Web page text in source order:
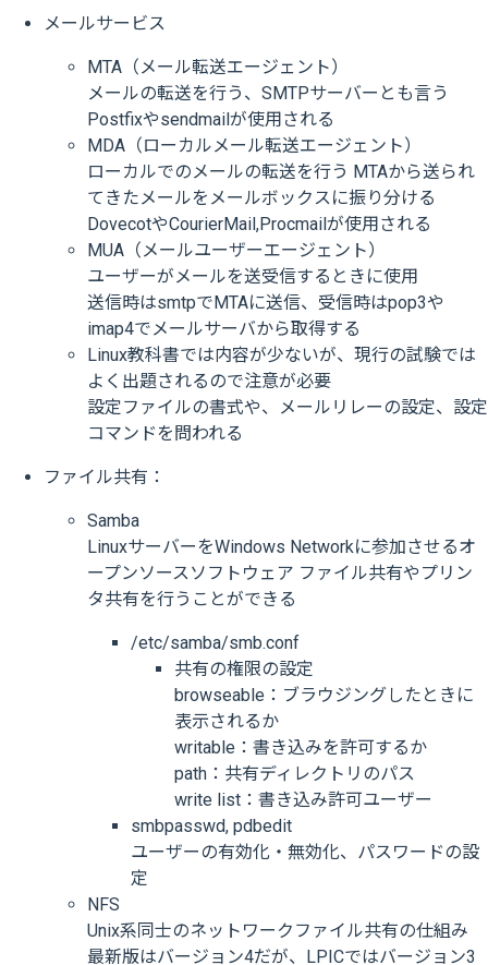
メールサービス
MTA（メール転送エージェント）
メールの転送を行う、SMTPサーバーとも言う
Postfixやsendmailが使用される
MDA（ローカルメール転送エージェント）
ローカルでのメールの転送を行う MTAから送られ
てきたメールをメールボックスに振り分ける
DovecotやCourierMail,Procmailが使用される
MUA（メールユーザーエージェント）
ユーザーがメールを送受信するときに使用
送信時はsmtpでMTAに送信、受信時はpop3や
imap4でメールサーバから取得する
Linux教科書では内容が少ないが、現行の試験では
よく出題されるので注意が必要
設定ファイルの書式や、メールリレーの設定、設定
コマンドを問われる
ファイル共有：
Samba
LinuxサーバーをWindows Networkに参加させるオ
ープンソースソフトウェア ファイル共有やプリン
タ共有を行うことができる
/etc/samba/smb.conf
共有の権限の設定
browseable：ブラウジングしたときに
表示されるか
writable：書き込みを許可するか
path：共有ディレクトリのパス
write list：書き込み許可ユーザー
smbpasswd, pdbedit
ユーザーの有効化・無効化、パスワードの設
定
NFS
Unix系同士のネットワークファイル共有の仕組み
最新版はバージョン4だが、LPICではバージョン3